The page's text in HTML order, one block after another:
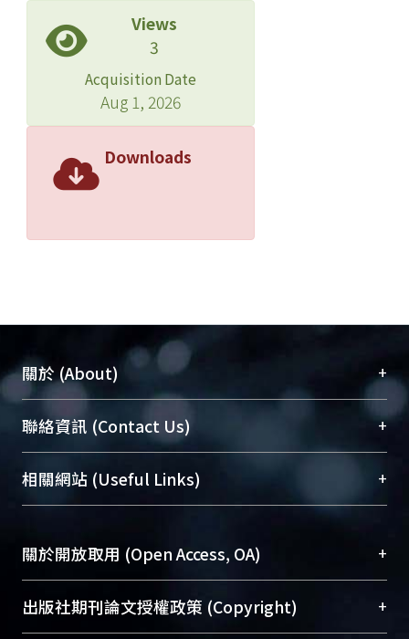
Views
3
Acquisition Date
Aug 1, 2026
Downloads
關於 (About) +
臺大位居世界頂尖大學之列，為永久珍藏及向國際
展現本校豐碩的研究成果及學術能量，圖書館整合
機構典藏（NTUR）與學術庫（AH）不同功能平
台，成為臺大學術典藏NTU scholars。期能整合研
究能量、促進交流合作、保存學術產出、推廣研究
成果。
To permanently archive and promote researcher
profiles and scholarly works, Library integrates the
services of “NTU Repository” with “Academic
聯絡資訊 (Contact Us) +
總館學科館員(Main Library)
醫學圖書館學科館員(Medical Library)
(Social
Sciences Library)
相關網站 (Useful Links) +
關於開放取用 (Open Access, OA) +
開放取用是從使用者角度提升資訊取用性的社會運
動，應用在學術研究上是透過將研究著作公開供使
出版社期刊論文授權政策 (Copyright) +